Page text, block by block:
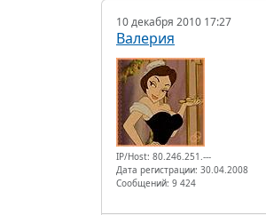
10 декабря 2010 17:27
Валерия
IP/Host: 80.246.251.---
Дата регистрации: 30.04.2008
Сообщений: 9 424